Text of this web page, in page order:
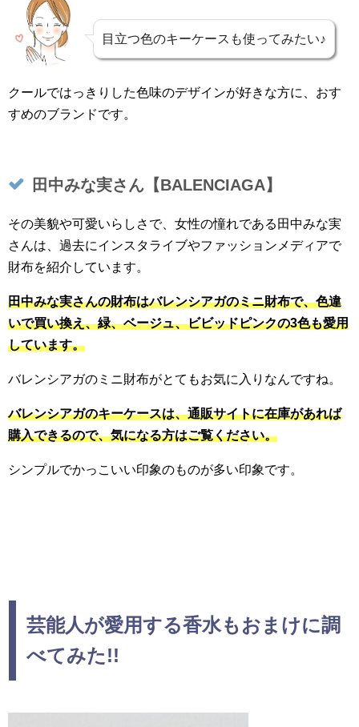
目立つ色のキーケースも使ってみたい♪
クールではっきりした色味のデザインが好きな方に、おす
すめのブランドです。
田中みな実さん【BALENCIAGA】
その美貌や可愛いらしさで、女性の憧れである田中みな実
さんは、過去にインスタライブやファッションメディアで
財布を紹介しています。
田中みな実さんの財布はバレンシアガのミニ財布で、色違
いで買い換え、緑、ベージュ、ビビッドピンクの3色も愛用
しています。
バレンシアガのミニ財布がとてもお気に入りなんですね。
バレンシアガのキーケースは、通販サイトに在庫があれば
購入できるので、気になる方はご覧ください。
シンプルでかっこいい印象のものが多い印象です。
芸能人が愛用する香水もおまけに調
べてみた!!